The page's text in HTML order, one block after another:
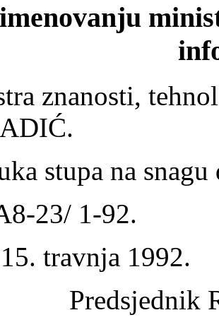
znanosti,
stupa na
23/ 1-92.
travnja 1992.
Predsjednik